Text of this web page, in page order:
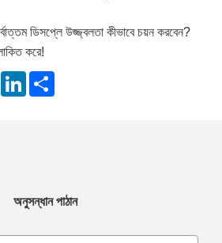
ডিসপ্লে উজ্জ্বলতা কীভাবে চয়ন করবেন?
করে!
PinterestLinkedIn
অনুসন্ধান পাঠান